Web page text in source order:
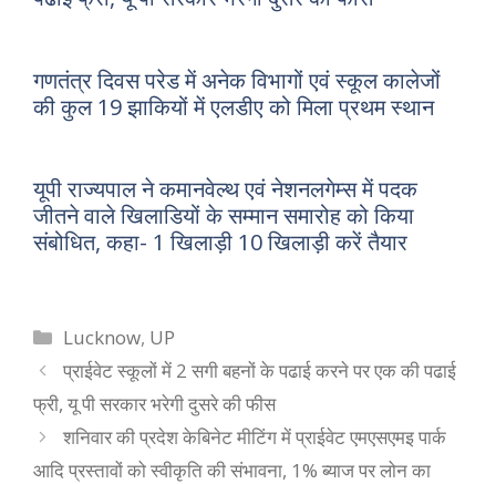
गणतंत्र दिवस परेड में अनेक विभागों एवं स्कूल कालेजों
की कुल 19 झाकियों में एलडीए को मिला प्रथम स्थान
यूपी राज्यपाल ने कमानवेल्थ एवं नेशनलगेम्स में पदक
जीतने वाले खिलाडियों के सम्मान समारोह को किया
संबोधित, कहा- 1 खिलाड़ी 10 खिलाड़ी करें तैयार
Categories
Lucknow, UP
प्राईवेट स्कूलों में 2 सगी बहनों के पढाई करने पर एक की पढाई
फ्री, यू पी सरकार भरेगी दुसरे की फीस
शनिवार की प्रदेश केबिनेट मीटिंग में प्राईवेट एमएसएमइ पार्क
आदि प्रस्तावों को स्वीकृति की संभावना, 1% ब्याज पर लोन का